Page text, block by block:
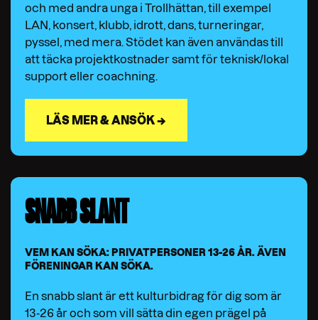
och med andra unga i Trollhättan, till exempel
LAN, konsert, klubb, idrott, dans, turneringar,
pyssel, med mera. Stödet kan även användas till
att täcka projektkostnader samt för teknisk/lokal
support eller coachning.
LÄS MER & ANSÖK →
SNABB SLANT
VEM KAN SÖKA: PRIVATPERSONER 13-26 ÅR. ÄVEN
FÖRENINGAR KAN SÖKA.
En snabb slant är ett kulturbidrag för dig som är
13-26 år och som vill sätta din egen prägel på